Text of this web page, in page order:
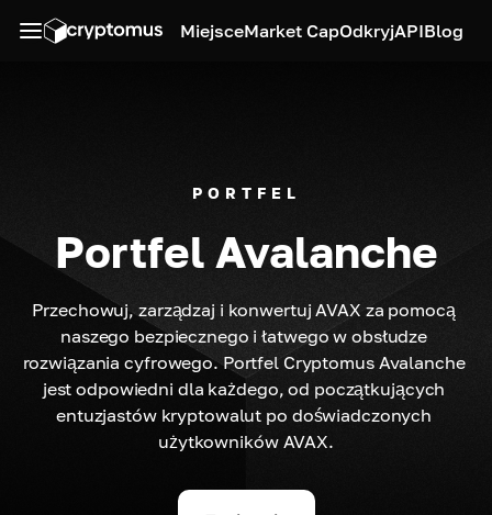
MiejsceMarket CapOdkryjAPIBlog
PORTFEL
Portfel Avalanche
Przechowuj, zarządzaj i konwertuj AVAX za pomocą
naszego bezpiecznego i łatwego w obsłudze
rozwiązania cyfrowego. Portfel Cryptomus Avalanche
jest odpowiedni dla każdego, od początkujących
entuzjastów kryptowalut po doświadczonych
użytkowników AVAX.